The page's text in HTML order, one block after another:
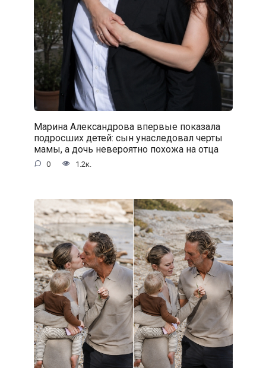
Марина Александрова впервые показала
подросших детей: сын унаследовал черты
мамы, а дочь невероятно похожа на отца
0 1.2к.